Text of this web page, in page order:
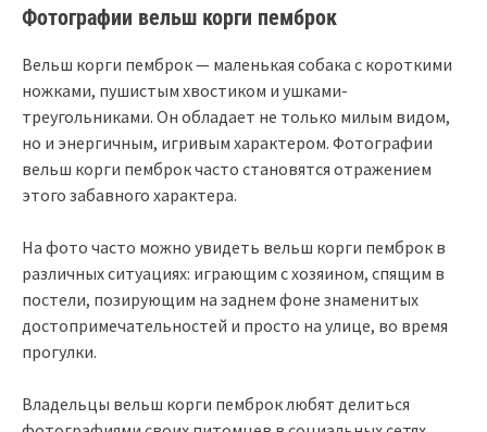
Фотографии вельш корги пемброк
Вельш корги пемброк — маленькая собака с короткими
ножками, пушистым хвостиком и ушками-
треугольниками. Он обладает не только милым видом,
но и энергичным, игривым характером. Фотографии
вельш корги пемброк часто становятся отражением
этого забавного характера.
На фото часто можно увидеть вельш корги пемброк в
различных ситуациях: играющим с хозяином, спящим в
постели, позирующим на заднем фоне знаменитых
достопримечательностей и просто на улице, во время
прогулки.
Владельцы вельш корги пемброк любят делиться